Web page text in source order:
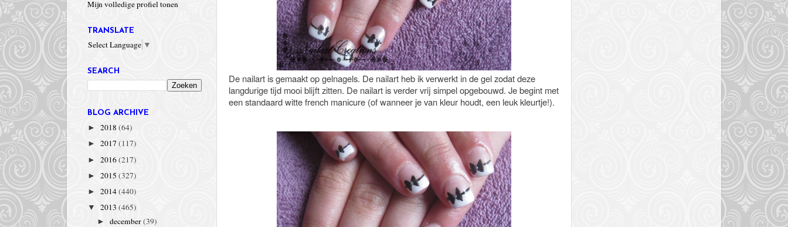
De nailart is gemaakt op gelnagels. De nailart heb ik verwerkt in de gel zodat deze
langdurige tijd mooi blijft zitten. De nailart is verder vrij simpel opgebouwd. Je begint met
een standaard witte french manicure (of wanneer je van kleur houdt, een leuk kleurtje!).
Mijn volledige profiel tonen
TRANSLATE
Select Language ▼
SEARCH
BLOG ARCHIVE
► 2018 (64)
► 2017 (117)
► 2016(217)
► 2015 (327)
► 2014(440)
▼ 2013 (465)
►december(39)